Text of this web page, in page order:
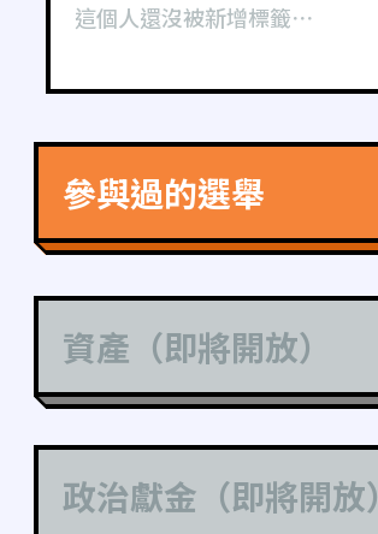
這個人還沒被新增標籤⋯
參與過的選舉
資產（即將開放）
政治獻金（即將開放）